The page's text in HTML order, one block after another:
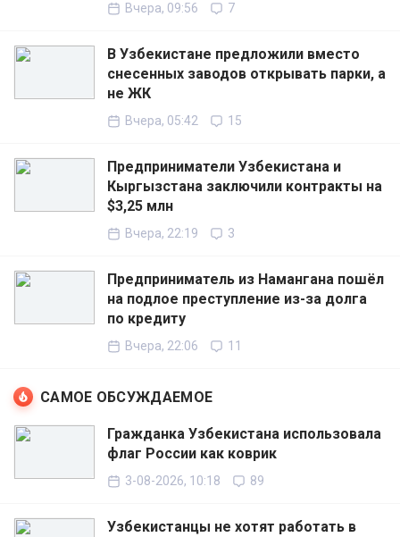
Вчера, 09:56 7
В Узбекистане предложили вместо
снесенных заводов открывать парки, а
не ЖК
Вчера, 05:42 15
Предприниматели Узбекистана и
Кыргызстана заключили контракты на
$3,25 млн
Вчера, 22:19 3
Предприниматель из Намангана пошёл
на подлое преступление из-за долга
по кредиту
Вчера, 22:06 11
САМОЕ ОБСУЖДАЕМОЕ
Гражданка Узбекистана использовала
флаг России как коврик
3-08-2026, 10:18 89
Узбекистанцы не хотят работать в